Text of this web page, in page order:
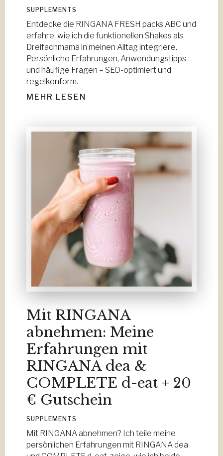
SUPPLEMENTS
Entdecke die RINGANA FRESH packs ABC und
erfahre, wie ich die funktionellen Shakes als
Dreifachmama in meinen Alltag integriere.
Persönliche Erfahrungen, Anwendungstipps
und häufige Fragen – SEO-optimiert und
regelkonform.
MEHR LESEN
Mit RINGANA
abnehmen: Meine
Erfahrungen mit
RINGANA dea &
COMPLETE d-eat + 20
€ Gutschein
SUPPLEMENTS
Mit RINGANA abnehmen? Ich teile meine
persönlichen Erfahrungen mit RINGANA dea